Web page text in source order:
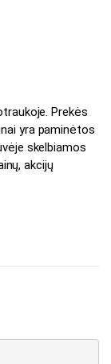
Prekės
yra paminėtos
skelbiamos
akcijų